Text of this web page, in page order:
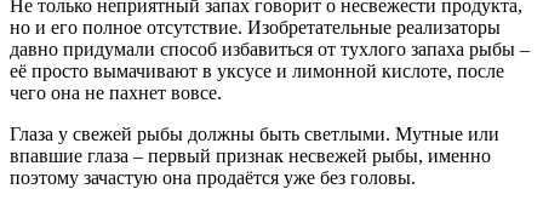
Не только неприятный запах говорит о несвежести продукта,
но и его полное отсутствие. Изобретательные реализаторы
давно придумали способ избавиться от тухлого запаха рыбы –
её просто вымачивают в уксусе и лимонной кислоте, после
чего она не пахнет вовсе.
Глаза у свежей рыбы должны быть светлыми. Мутные или
впавшие глаза – первый признак несвежей рыбы, именно
поэтому зачастую она продаётся уже без головы.